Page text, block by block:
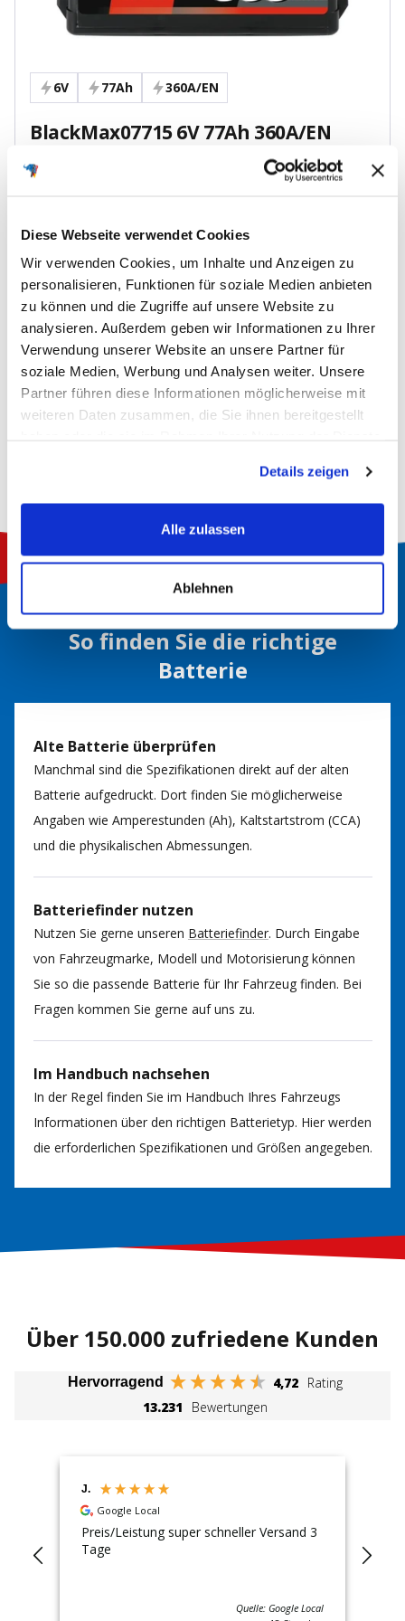
Diese Webseite verwendet Cookies
Wir verwenden Cookies, um Inhalte und Anzeigen zu
personalisieren, Funktionen für soziale Medien anbieten
zu können und die Zugriffe auf unsere Website zu
analysieren. Außerdem geben wir Informationen zu Ihrer
Verwendung unserer Website an unsere Partner für
soziale Medien, Werbung und Analysen weiter. Unsere
Partner führen diese Informationen möglicherweise mit
weiteren Daten zusammen, die Sie ihnen bereitgestellt
Details zeigen
Alle zulassen
Ablehnen
6V 77Ah 360A/EN
BlackMax07715 6V 77Ah 360A/EN
gefüllt Autobatterie
Sofort lieferbar
Markenpreis:175,90€
BIG:109,90€Du sparst66,00€
Ausverkauft
So finden Sie die richtige
Batterie
Alte Batterie überprüfen
Manchmal sind die Spezifikationen direkt auf der alten
Batterie aufgedruckt. Dort finden Sie möglicherweise
Angaben wie Amperestunden (Ah), Kaltstartstrom (CCA)
und die physikalischen Abmessungen.
Batteriefinder nutzen
Nutzen Sie gerne unseren Batteriefinder. Durch Eingabe
von Fahrzeugmarke, Modell und Motorisierung können
Sie so die passende Batterie für Ihr Fahrzeug finden. Bei
Fragen kommen Sie gerne auf uns zu.
Im Handbuch nachsehen
In der Regel finden Sie im Handbuch Ihres Fahrzeugs
Informationen über den richtigen Batterietyp. Hier werden
die erforderlichen Spezifikationen und Größen angegeben.
Über 150.000 zufriedene Kunden
Hervorragend 4,72 Rating
13.231
Bewertungen
J.
Google Local
Preis/Leistung super schneller Versand 3
Tage
Quelle: Google Local